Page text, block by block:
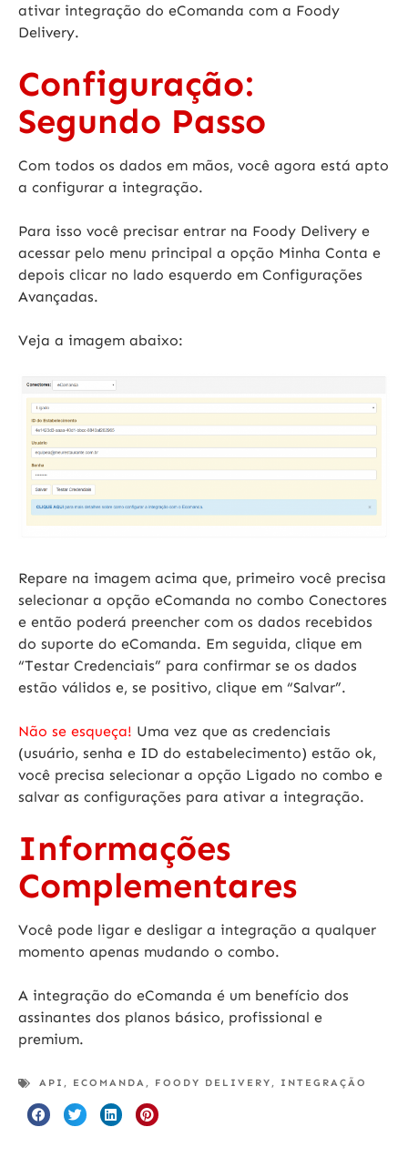
ativar integração do eComanda com a Foody
Delivery.
Configuração:
Segundo Passo
Com todos os dados em mãos, você agora está apto
a configurar a integração.
Para isso você precisar entrar na Foody Delivery e
acessar pelo menu principal a opção Minha Conta e
depois clicar no lado esquerdo em Configurações
Avançadas.
Veja a imagem abaixo:
Repare na imagem acima que, primeiro você precisa
selecionar a opção eComanda no combo Conectores
e então poderá preencher com os dados recebidos
do suporte do eComanda. Em seguida, clique em
“Testar Credenciais” para confirmar se os dados
estão válidos e, se positivo, clique em “Salvar”.
Não se esqueça! Uma vez que as credenciais
(usuário, senha e ID do estabelecimento) estão ok,
você precisa selecionar a opção Ligado no combo e
salvar as configurações para ativar a integração.
Informações
Complementares
Você pode ligar e desligar a integração a qualquer
momento apenas mudando o combo.
A integração do eComanda é um benefício dos
assinantes dos planos básico, profissional e
premium.
API , ECOMANDA , FOODY DELIVERY , INTEGRAÇÃO